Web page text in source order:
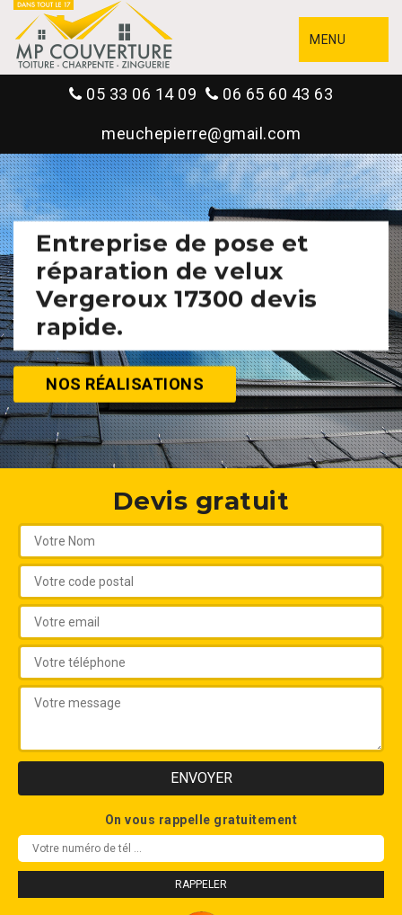
MENU
05 33 06 14 09 06 65 60 43 63
meuchepierre@gmail.com
Entreprise de pose et
réparation de velux
Vergeroux 17300 devis
rapide.
NOS RÉALISATIONS
Devis gratuit
On vous rappelle gratuitement